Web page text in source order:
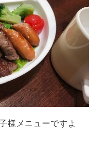
様メニューですよ